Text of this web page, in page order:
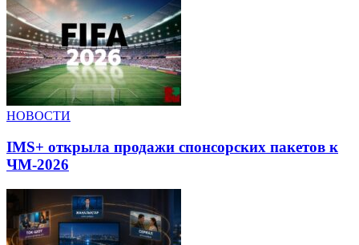
НОВОСТИ
IMS+ открыла продажи спонсорских пакетов к
ЧМ-2026